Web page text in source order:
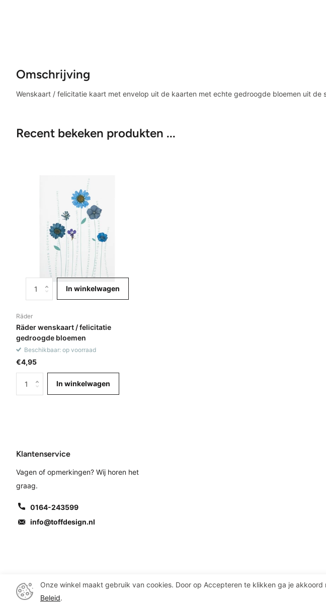
Omschrijving
Wenskaart / felicitatie kaart met envelop uit de kaarten met echte gedroogde bloemen uit de
Recent bekeken produkten ...
In winkelwagen
Räder
Räder wenskaart / felicitatie
gedroogde bloemen
Beschikbaar: op voorraad
€4,95
In winkelwagen
Klantenservice
Vagen of opmerkingen? Wij horen het
graag.
0164-243599
info@toffdesign.nl
©2026Toff Design, living & gifts
Onze winkel maakt gebruik van cookies. Door op Accepteren te klikken ga je akkoord
Beleid.